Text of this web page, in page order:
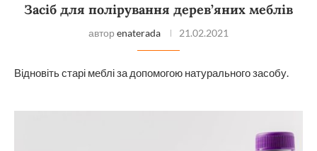
Засіб для полірування дерев’яних меблів
автор enaterada 21.02.2021
Відновіть старі меблі за допомогою натурального засобу.